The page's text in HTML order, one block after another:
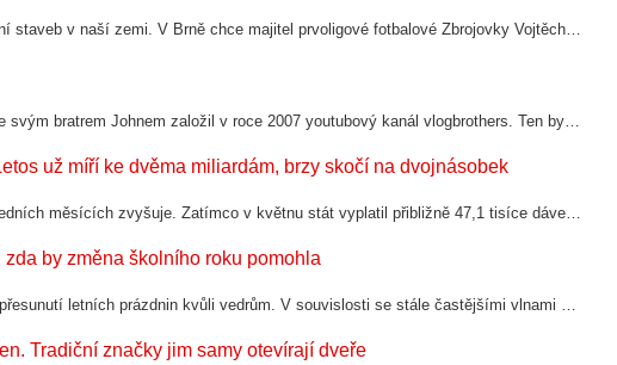
Je to jeden z mnoha příběhů šílené situace kolem povolování staveb v naší zemi. V Brně chce majitel prvoligové fotbalové Zbrojovky Vojtěch Kačena postavit za svoje peníze stadion, který konečně nebude čtyřsettisícovému městu dělat ostudu.…
Hank Green je jednou z původních internetových celebrit. Se svým bratrem Johnem založil v roce 2007 youtubový kanál vlogbrothers. Ten byl nejprve platformou dokumentující jejich sourozenecký vztah. Kanál se stal na relativně nové síti …
už míří ke dvěma miliardám, brzy skočí na dvojnásobek
Počet domácností pobírajících novou superdávku se v posledních měsících zvyšuje. Zatímco v květnu stát vyplatil přibližně 47,1 tisíce dávek, v červnu už jejich počet vzrostl téměř na 50 tisíc. Další výrazný skok má přijít v srpnu, kdy má…
by změna školního roku pomohla
Poslední dobou se znovu začalo mluvit o prodloužení nebo přesunutí letních prázdnin kvůli vedrům. V souvislosti se stále častějšími vlnami extrémního horka se v Evropě otevírá debata o tom, zda by se školní kalendář neměl přizpůsobit…
Tradiční značky jim samy otevírají dveře